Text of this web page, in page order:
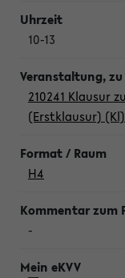
10-13
210241 Klausur
(Erstklausur) (Kl)
H4
-